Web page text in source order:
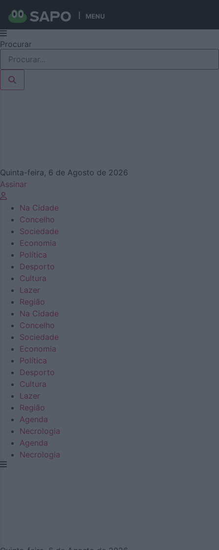
MENU
Pular
para
conteúdo
Procurar
Quinta-feira, 6 de Agosto de 2026
Assinar
Na Cidade
Concelho
Sociedade
Economia
Política
Desporto
Cultura
Lazer
Região
Na Cidade
Concelho
Sociedade
Economia
Política
Desporto
Cultura
Lazer
Região
Agenda
Necrologia
Agenda
Necrologia